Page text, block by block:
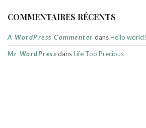
COMMENTAIRES RÉCENTS
A WordPress Commenter dansHello world!
Mr WordPress dansLife Too Precious